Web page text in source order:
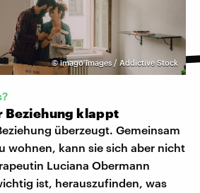
©imago images / Addictive Stock
Beziehung klappt
überzeugt. Gemeinsam
wohnen, kann sie sich aber nicht
Luciana Obermann
ist, herauszufinden, was